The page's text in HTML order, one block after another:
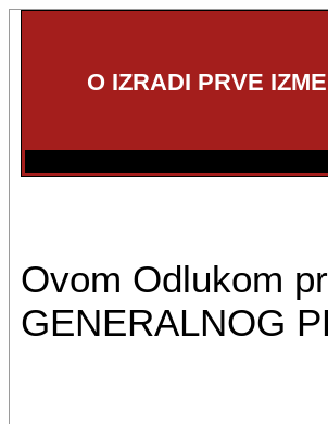
O IZRADI PRVE
Ovom Odlukom
GENERALNOG